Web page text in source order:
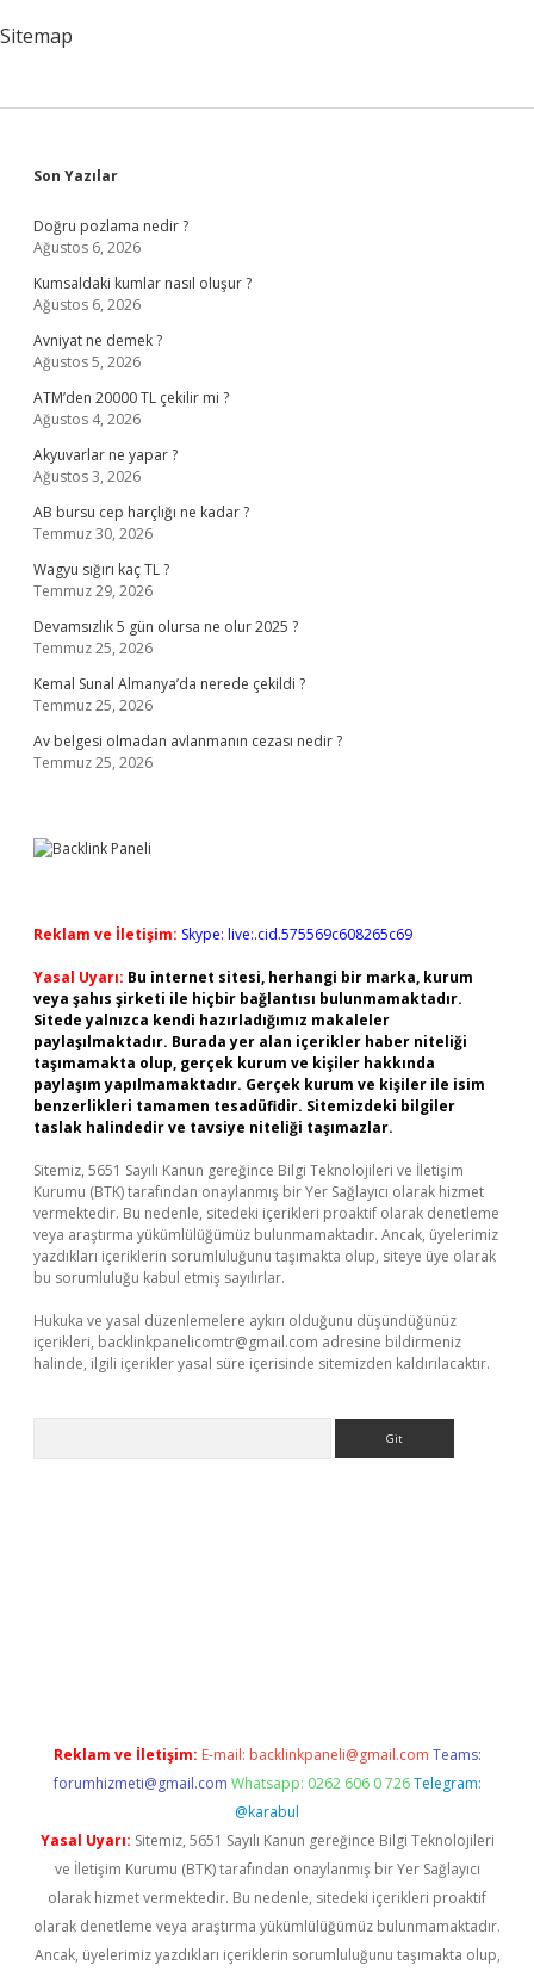
Sitemap
Sidebar
Son Yazılar
Doğru pozlama nedir ?
Ağustos 6, 2026
Kumsaldaki kumlar nasıl oluşur ?
Ağustos 6, 2026
Avniyat ne demek ?
Ağustos 5, 2026
ATM’den 20000 TL çekilir mi ?
Ağustos 4, 2026
Akyuvarlar ne yapar ?
Ağustos 3, 2026
AB bursu cep harçlığı ne kadar ?
Temmuz 30, 2026
Wagyu sığırı kaç TL ?
Temmuz 29, 2026
Devamsızlık 5 gün olursa ne olur 2025 ?
Temmuz 25, 2026
Kemal Sunal Almanya’da nerede çekildi ?
Temmuz 25, 2026
Av belgesi olmadan avlanmanın cezası nedir ?
Temmuz 25, 2026
Reklam ve İletişim: Skype: live:.cid.575569c608265c69
Yasal Uyarı: Bu internet sitesi, herhangi bir marka, kurum
veya şahıs şirketi ile hiçbir bağlantısı bulunmamaktadır.
Sitede yalnızca kendi hazırladığımız makaleler
paylaşılmaktadır. Burada yer alan içerikler haber niteliği
taşımamakta olup, gerçek kurum ve kişiler hakkında
paylaşım yapılmamaktadır. Gerçek kurum ve kişiler ile isim
benzerlikleri tamamen tesadüfidir. Sitemizdeki bilgiler
taslak halindedir ve tavsiye niteliği taşımazlar.
Sitemiz, 5651 Sayılı Kanun gereğince Bilgi Teknolojileri ve İletişim
Kurumu (BTK) tarafından onaylanmış bir Yer Sağlayıcı olarak hizmet
vermektedir. Bu nedenle, sitedeki içerikleri proaktif olarak denetleme
veya araştırma yükümlülüğümüz bulunmamaktadır. Ancak, üyelerimiz
yazdıkları içeriklerin sorumluluğunu taşımakta olup, siteye üye olarak
bu sorumluluğu kabul etmiş sayılırlar.
Hukuka ve yasal düzenlemelere aykırı olduğunu düşündüğünüz
içerikleri, backlinkpanelicomtr@gmail.com adresine bildirmeniz
halinde, ilgili içerikler yasal süre içerisinde sitemizden kaldırılacaktır.
Reklam ve İletişim: E-mail: backlinkpaneli@gmail.com Teams:
forumhizmeti@gmail.com Whatsapp: 0262 606 0 726 Telegram:
@karabul
Yasal Uyarı: Sitemiz, 5651 Sayılı Kanun gereğince Bilgi Teknolojileri
ve İletişim Kurumu (BTK) tarafından onaylanmış bir Yer Sağlayıcı
olarak hizmet vermektedir. Bu nedenle, sitedeki içerikleri proaktif
olarak denetleme veya araştırma yükümlülüğümüz bulunmamaktadır.
Ancak, üyelerimiz yazdıkları içeriklerin sorumluluğunu taşımakta olup,